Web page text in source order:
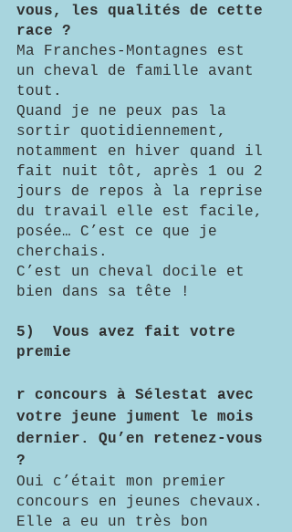
vous, les qualités de cette
race ?
Ma Franches-Montagnes est
un cheval de famille avant
tout.
Quand je ne peux pas la
sortir quotidiennement,
notamment en hiver quand il
fait nuit tôt, après 1 ou 2
jours de repos à la reprise
du travail elle est facile,
posée… C’est ce que je
cherchais.
C’est un cheval docile et
bien dans sa tête !
5)	Vous avez fait votre
premie
r concours à Sélestat avec
votre jeune jument le mois
dernier. Qu’en retenez-vous
?
Oui c’était mon premier
concours en jeunes chevaux.
Elle a eu un très bon